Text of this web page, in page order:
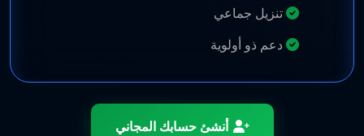
تنزيل جماعي
دعم ذو أولوية
أنشئ حسابك المجاني